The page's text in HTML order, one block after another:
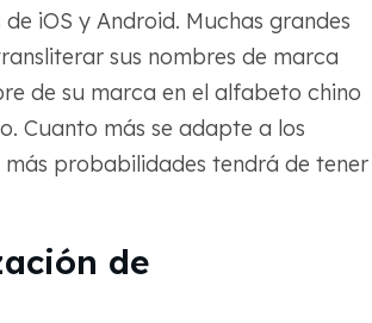
iOS y Android. Muchas grandes
sus nombres de marca
de su marca en el alfabeto chino
Cuanto más se adapte a los
probabilidades tendrá de tener
de